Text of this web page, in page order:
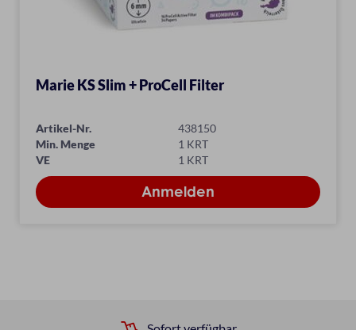
Marie KS Slim + ProCell Filter
Artikel-Nr.
438150
Min. Menge
1 KRT
VE
1 KRT